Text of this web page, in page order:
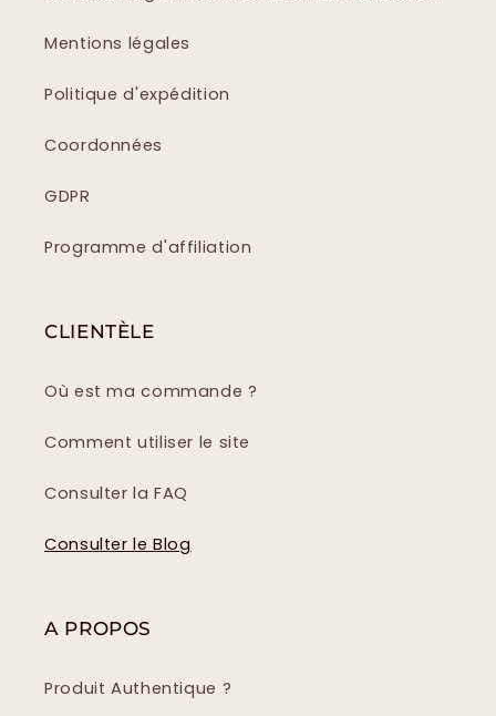
Mentions légales
Politique d'expédition
Coordonnées
GDPR
Programme d'affiliation
CLIENTÈLE
Où est ma commande ?
Comment utiliser le site
Consulter la FAQ
Consulter le Blog
A PROPOS
Produit Authentique ?